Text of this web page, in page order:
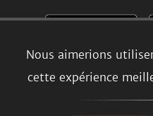
Nous aimerions
cette expérience